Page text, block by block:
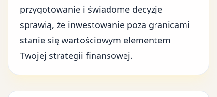
przygotowanie i świadome decyzje
sprawią, że inwestowanie poza granicami
stanie się wartościowym elementem
Twojej strategii finansowej.